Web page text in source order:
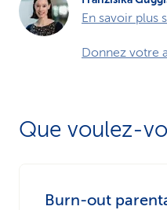
En savoir plus
Donnez votre
Que voulez-
Burn-out